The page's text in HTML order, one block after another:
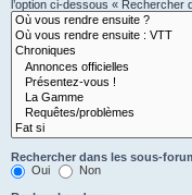
l’option ci-dessous « Rechercher
Rechercher dans les sous-
Oui
Non